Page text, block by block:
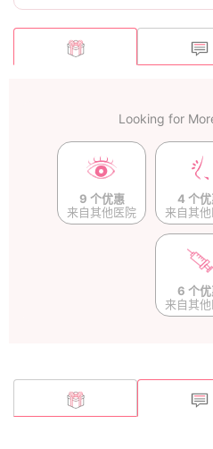
Looking for
9 个优惠
来自其他医院
4 个优
来自其
6 个优
来自其